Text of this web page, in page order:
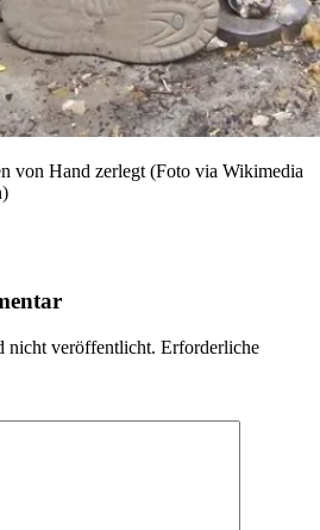
von Hand zerlegt (Foto via Wikimedia
nicht veröffentlicht. Erforderliche